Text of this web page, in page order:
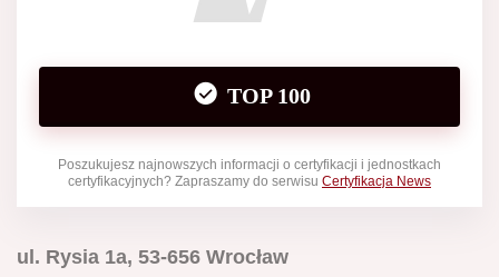
TOP 100
Poszukujesz najnowszych informacji o certyfikacji i jednostkach
certyfikacyjnych? Zapraszamy do serwisu Certyfikacja News
ul. Rysia 1a, 53-656 Wrocław